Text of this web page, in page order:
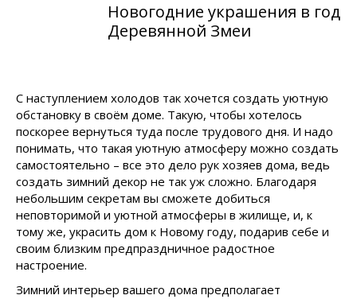
Новогодние украшения в год
Деревянной Змеи
С наступлением холодов так хочется создать уютную
обстановку в своём доме. Такую, чтобы хотелось
поскорее вернуться туда после трудового дня. И надо
понимать, что такая уютную атмосферу можно создать
самостоятельно – все это дело рук хозяев дома, ведь
создать зимний декор не так уж сложно. Благодаря
небольшим секретам вы сможете добиться
неповторимой и уютной атмосферы в жилище, и, к
тому же, украсить дом к Новому году, подарив себе и
своим близким предпраздничное радостное
настроение.
Зимний интерьер вашего дома предполагает